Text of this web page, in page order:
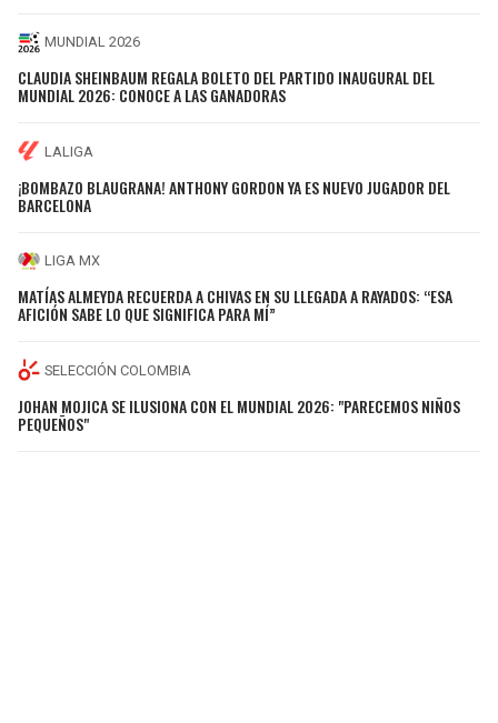
MUNDIAL 2026
CLAUDIA SHEINBAUM REGALA BOLETO DEL PARTIDO INAUGURAL DEL
MUNDIAL 2026: CONOCE A LAS GANADORAS
LALIGA
¡BOMBAZO BLAUGRANA! ANTHONY GORDON YA ES NUEVO JUGADOR DEL
BARCELONA
LIGA MX
MATÍAS ALMEYDA RECUERDA A CHIVAS EN SU LLEGADA A RAYADOS: “ESA
AFICIÓN SABE LO QUE SIGNIFICA PARA MÍ”
SELECCIÓN COLOMBIA
JOHAN MOJICA SE ILUSIONA CON EL MUNDIAL 2026: "PARECEMOS NIÑOS
PEQUEÑOS"